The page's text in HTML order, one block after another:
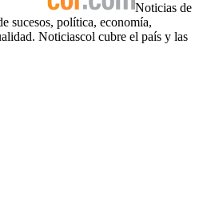
Noticias de
sucesos, política, economía,
Noticiascol cubre el país y las